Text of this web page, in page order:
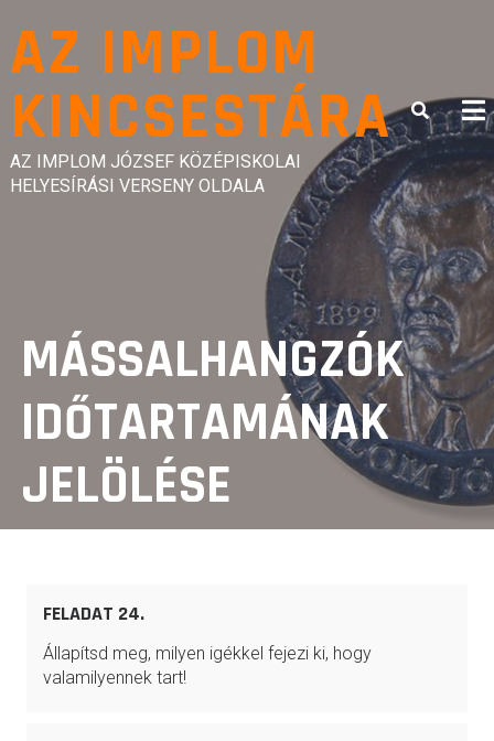
content
AZ IMPLOM
KINCSESTÁRA
AZ IMPLOM JÓZSEF KÖZÉPISKOLAI
HELYESÍRÁSI VERSENY OLDALA
MÁSSALHANGZÓK
IDŐTARTAMÁNAK
JELÖLÉSE
FELADAT 24.
Állapítsd meg, milyen igékkel fejezi ki, hogy
valamilyennek tart!